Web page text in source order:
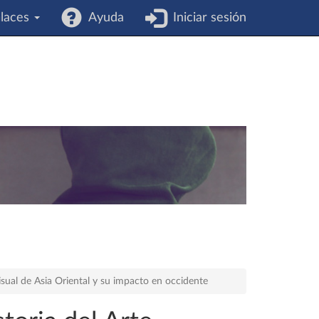
Ayuda Iniciar sesión
de Asia Oriental y su impacto en occidente